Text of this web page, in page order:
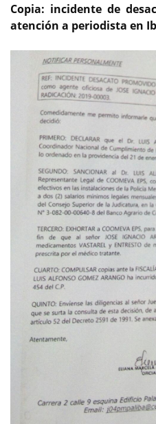
Copia: incidente de
atención a periodista en